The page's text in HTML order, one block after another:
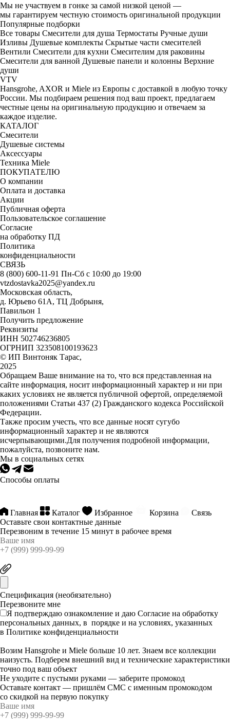
Мы не участвуем в гонке за самой низкой ценой —
мы гарантируем честную стоимость оригинальной продукции
Популярные подборки
Все товары Смесители для душа Термостаты Ручные души
Изливы Душевые комплекты Скрытые части смесителей
Вентили Смесители для кухни Смесителим для раковины
Смесители для ванной Душевые панели и колонны Верхние
души
VTV
Hansgrohe, AXOR и Miele из Европы с доставкой в любую точку
России. Мы подбираем решения под ваш проект, предлагаем
честные цены на оригинальную продукцию и отвечаем за
каждое изделие.
КАТАЛОГ
Смесители
Душевые системы
Аксессуары
Техника Miele
ПОКУПАТЕЛЮ
О компании
Оплата и доставка
Акции
Публичная оферта
Пользовательское соглашение
Согласие
на обработку ПД
Политика
конфиденциальности
СВЯЗЬ
8 (800) 600-11-91 Пн-Сб с 10:00 до 19:00
vtzdostavka2025@yandex.ru
Московская область,
д. Юрьево 61А, ТЦ Добрыня,
Павильон 1
Получить предложение
Реквизиты
ИНН 502746236805
ОГРНИП 323508100193623
© ИП Винтоняк Тарас,
2025
Обращаем Ваше внимание на то, что вся представленная на
сайте информация, носит информационный характер и ни при
каких условиях не является публичной офертой, определяемой
положениями Статьи 437 (2) Гражданского кодекса Российской
Федерации.
Также просим учесть, что все данные носят сугубо
информационный характер и не являются
исчерпывающими.Для получения подробной информации,
пожалуйста, позвоните нам.
Мы в социальных сетях
Способы оплаты
Главная Каталог Избранное Корзина
Связь
Оставьте свои контактные данные
Перезвоним в течение 15 минут в рабочее время
Спецификация (необязательно)
Я подтверждаю ознакомление и даю Согласие на обработку
персональных данных, в порядке и на условиях, указанных
в Политике конфиденциальности
Возим Hansgrohe и Miele больше 10 лет. Знаем все коллекции
наизусть. Подберем внешний вид и технические характеристики
точно под ваш объект
Не уходите с пустыми руками — заберите промокод
Оставьте контакт — пришлём СМС с именным промокодом
со скидкой на первую покупку